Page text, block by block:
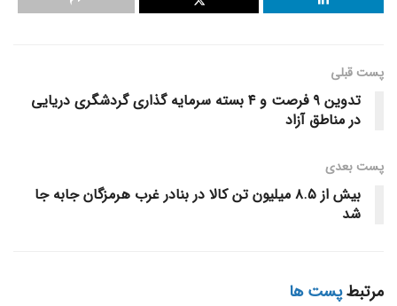
از طریق وزارت کشور و امور خارجه پیگیری شد و در نهایت با
به زودی تفاهم نامه خواهرخواندگی با حضور مدیران شهری دو
شهر امضا خواهد شد. این اولین قرارداد خواهرخواندگی در استان
بوشهر است و گامی مهم در جهت توسعه روابط بین المللی بندر
بوشهر محسوب می شود.
بلاگ خبری مکران آریا دریا
برچسب ها: بندر بوشهر
پست قبلی
تدوین ۹ فرصت و ۴ بسته سرمایه گذاری گردشگری دریایی
در مناطق آزاد
پست‌ بعدی
بیش از ۸.۵ میلیون تن کالا در بنادر غرب هرمزگان جابه جا
شد
مرتبطپست ها